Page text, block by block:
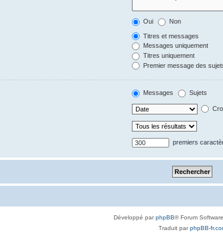
Oui Non
Titres et messages
Messages uniquement
Titres uniquement
Premier message des
Messages Sujets
premiers
Développé parphpBB® Forum
Traduit parphpBB-